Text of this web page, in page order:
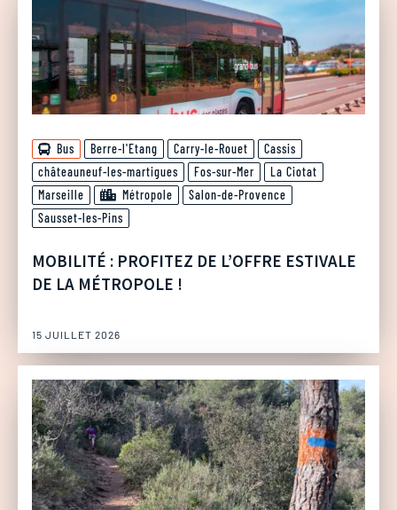
Bus Berre-l'Etang Carry-le-Rouet
Cassis
châteauneuf-les-martigues
Fos-sur-Mer
La Ciotat
Marseille
Métropole
Salon-de-Provence
Sausset-les-Pins
MOBILITÉ : PROFITEZ DE L’OFFRE ESTIVALE
DE LA MÉTROPOLE !
15 JUILLET 2026